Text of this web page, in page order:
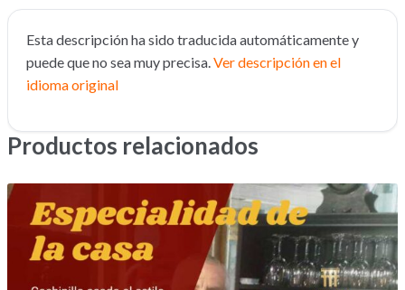
Esta descripción ha sido traducida automáticamente y
puede que no sea muy precisa.Ver descripción en el
idioma original
Productos relacionados